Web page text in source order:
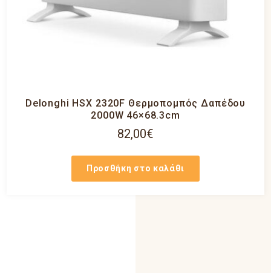
Delonghi HSX 2320F Θερμοπομπός Δαπέδου
2000W 46×68.3cm
82,00€
Προσθήκη στο καλάθι